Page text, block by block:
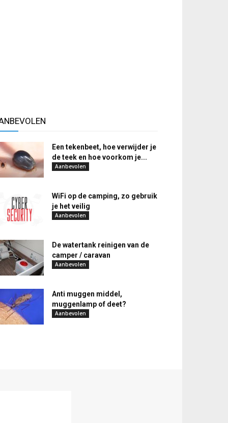
Een tekenbeet, hoe verwijder je
de teek en hoe voorkom je...
Aanbevolen
WiFi op de camping, zo gebruik
je het veilig
Aanbevolen
De watertank reinigen van de
camper / caravan
Aanbevolen
Anti muggen middel,
muggenlamp of deet?
Aanbevolen